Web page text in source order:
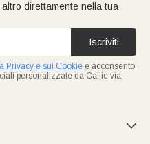
direttamente nella tua
Iscriviti
Privacy e sui Cookie e acconsento
personalizzate da Callie via
